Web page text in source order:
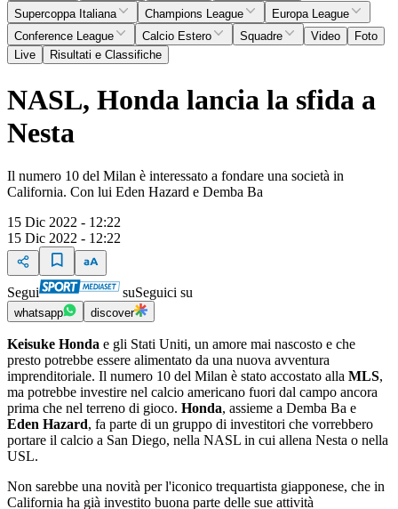
Supercoppa Italiana
Champions League
Europa League
Conference League
Calcio Estero Squadre Video
Foto
Live
Risultati e Classifiche
NASL, Honda lancia la sfida a
Nesta
Il numero 10 del Milan è interessato a fondare una società in
California. Con lui Eden Hazard e Demba Ba
15 Dic 2022 - 12:22
15 Dic 2022 - 12:22
Segui suSeguici su
whatsapp discover
Keisuke Honda e gli Stati Uniti, un amore mai nascosto e che
presto potrebbe essere alimentato da una nuova avventura
imprenditoriale. Il numero 10 del Milan è stato accostato alla MLS,
ma potrebbe investire nel calcio americano fuori dal campo ancora
prima che nel terreno di gioco. Honda, assieme a Demba Ba e
Eden Hazard, fa parte di un gruppo di investitori che vorrebbero
portare il calcio a San Diego, nella NASL in cui allena Nesta o nella
USL.
Non sarebbe una novità per l'iconico trequartista giapponese, che in
California ha già investito buona parte delle sue attività